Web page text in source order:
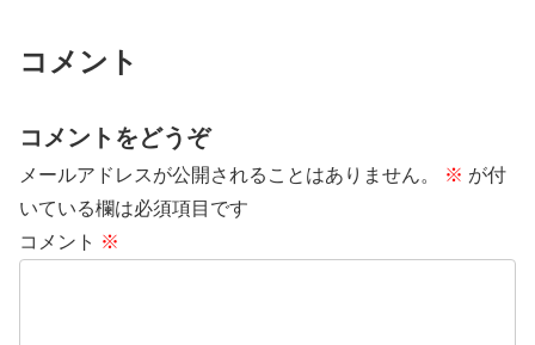
コメント
コメントをどうぞ
メールアドレスが公開されることはありません。 ※ が付
いている欄は必須項目です
コメント ※